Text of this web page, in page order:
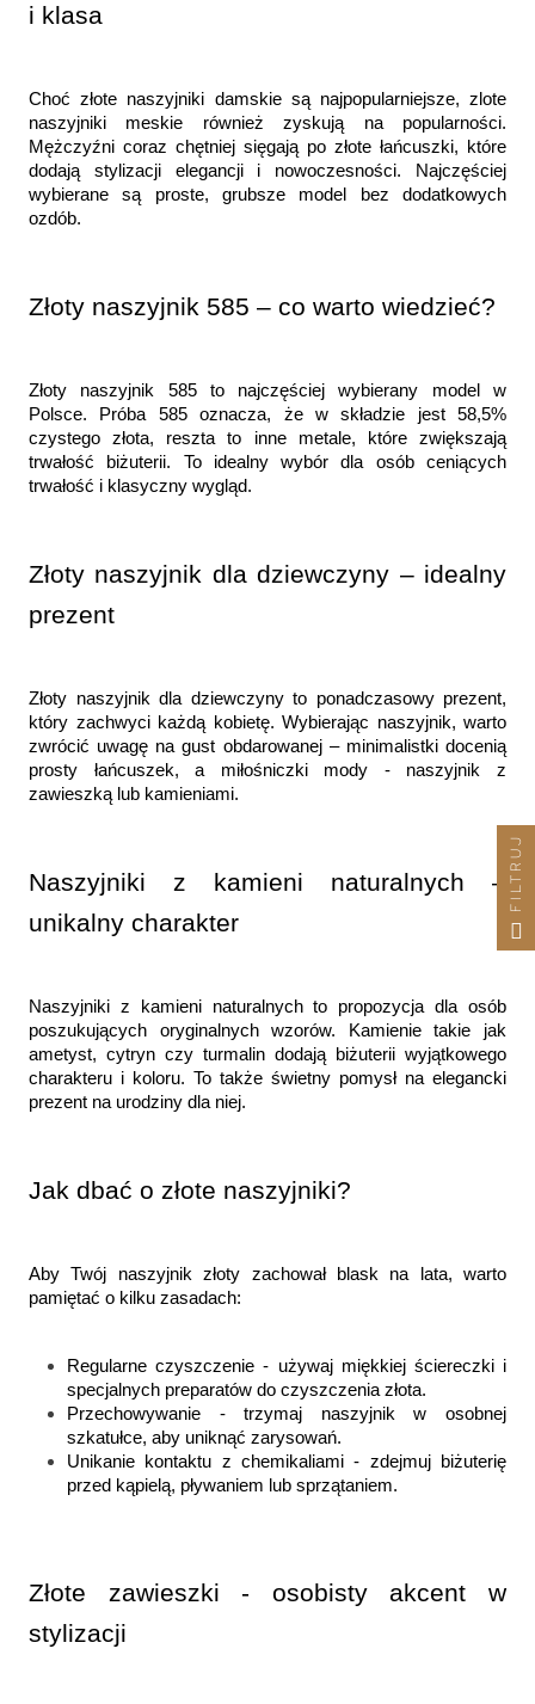
i klasa
Choć złote naszyjniki damskie są najpopularniejsze, zlote
naszyjniki meskie również zyskują na popularności.
Mężczyźni coraz chętniej sięgają po złote łańcuszki, które
dodają stylizacji elegancji i nowoczesności. Najczęściej
wybierane są proste, grubsze model bez dodatkowych
ozdób.
Złoty naszyjnik 585 – co warto wiedzieć?
Złoty naszyjnik 585 to najczęściej wybierany model w
Polsce. Próba 585 oznacza, że w składzie jest 58,5%
czystego złota, reszta to inne metale, które zwiększają
trwałość biżuterii. To idealny wybór dla osób ceniących
trwałość i klasyczny wygląd.
Złoty naszyjnik dla dziewczyny – idealny
prezent
Złoty naszyjnik dla dziewczyny to ponadczasowy prezent,
który zachwyci każdą kobietę. Wybierając naszyjnik, warto
zwrócić uwagę na gust obdarowanej – minimalistki docenią
prosty łańcuszek, a miłośniczki mody - naszyjnik z
zawieszką lub kamieniami.
Naszyjniki z kamieni naturalnych –
unikalny charakter
Naszyjniki z kamieni naturalnych to propozycja dla osób
poszukujących oryginalnych wzorów. Kamienie takie jak
ametyst, cytryn czy turmalin dodają biżuterii wyjątkowego
charakteru i koloru. To także świetny pomysł na elegancki
prezent na urodziny dla niej.
Jak dbać o złote naszyjniki?
Aby Twój naszyjnik złoty zachował blask na lata, warto
pamiętać o kilku zasadach:
Regularne czyszczenie - używaj miękkiej ściereczki i
specjalnych preparatów do czyszczenia złota.
Przechowywanie - trzymaj naszyjnik w osobnej
szkatułce, aby uniknąć zarysowań.
Unikanie kontaktu z chemikaliami - zdejmuj biżuterię
przed kąpielą, pływaniem lub sprzątaniem.
Złote zawieszki - osobisty akcent w
stylizacji
FILTRUJ